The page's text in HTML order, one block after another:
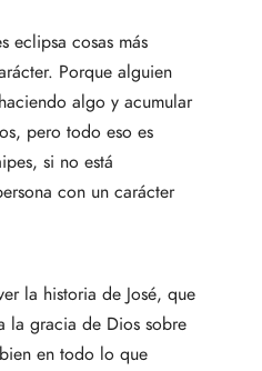
eclipsa cosas más
Porque alguien
algo y acumular
pero todo eso es
si no está
con un carácter
la historia de José, que
la gracia de Dios sobre
en todo lo que